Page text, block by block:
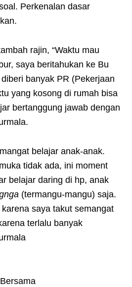
Perkenalan dasar
rajin, “Waktu mau
saya beritahukan ke Bu
banyak PR (Pekerjaan
yang kosong di rumah bisa
bertanggung jawab dengan
belajar anak-anak.
tidak ada, ini moment
belajar daring di hp, anak
(termangu-mangu) saja.
saya takut semangat
terlalu banyak